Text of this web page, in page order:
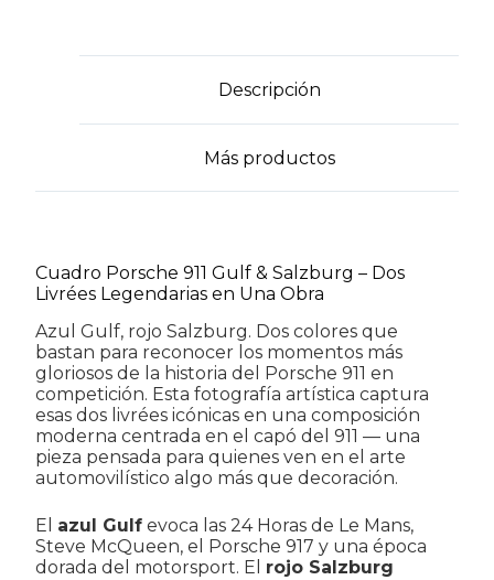
Descripción
Más productos
Cuadro Porsche 911 Gulf & Salzburg – Dos
Livrées Legendarias en Una Obra
Azul Gulf, rojo Salzburg. Dos colores que
bastan para reconocer los momentos más
gloriosos de la historia del Porsche 911 en
competición. Esta fotografía artística captura
esas dos livrées icónicas en una composición
moderna centrada en el capó del 911 — una
pieza pensada para quienes ven en el arte
automovilístico algo más que decoración.
El azul Gulf evoca las 24 Horas de Le Mans,
Steve McQueen, el Porsche 917 y una época
dorada del motorsport. El rojo Salzburg